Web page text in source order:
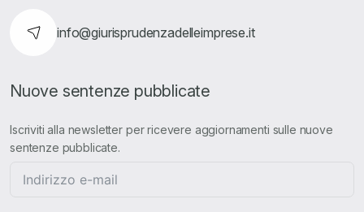
info@giurisprudenzadelleimprese.it
Nuove sentenze pubblicate
Iscriviti alla newsletter per ricevere aggiornamenti sulle nuove
sentenze pubblicate.